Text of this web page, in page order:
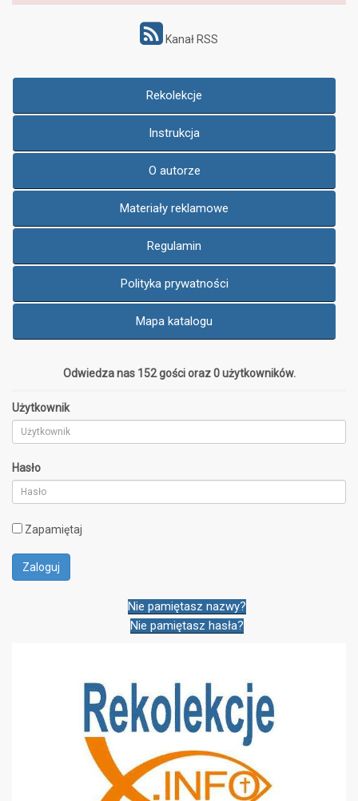
Kanał RSS
Rekolekcje
Instrukcja
O autorze
Materiały reklamowe
Regulamin
Polityka prywatności
Mapa katalogu
Odwiedza nas 152 gości oraz 0 użytkowników.
Użytkownik
Hasło
Zapamiętaj
Nie pamiętasz nazwy?
Nie pamiętasz hasła?